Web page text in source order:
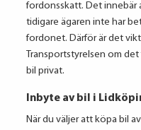
fordonsskatt. Det innebär
tidigare ägaren inte har
fordonet. Därför är det
Transportstyrelsen om
bil privat.
Inbyte av bil i
När du väljer att köpa bil